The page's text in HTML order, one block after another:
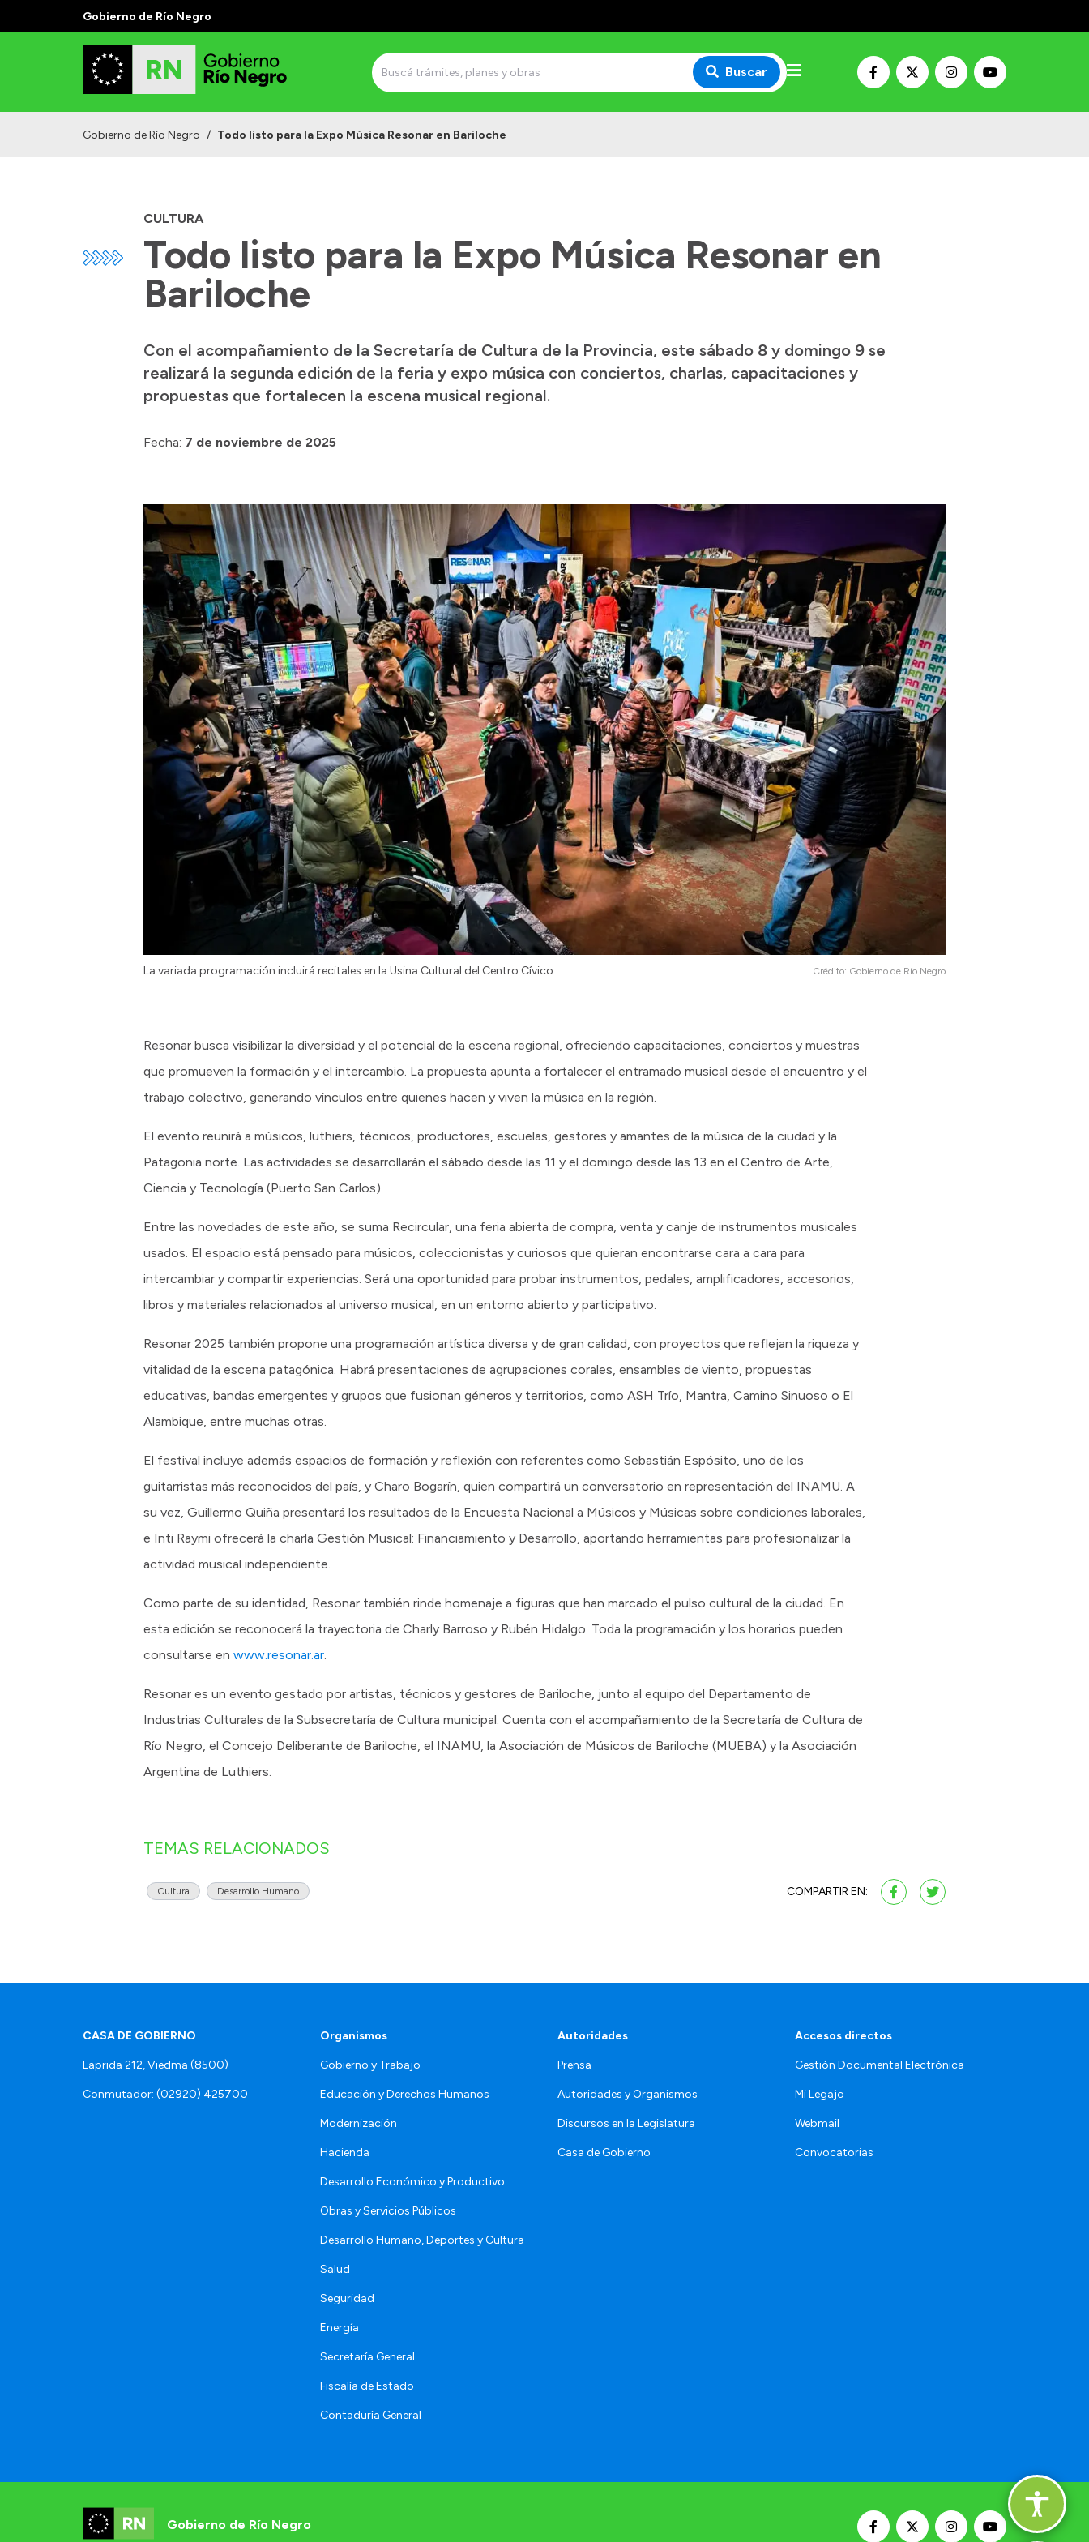
Gobierno de Río Negro
Buscar
Gobierno de Río Negro / Todo listo para la Expo Música Resonar en Bariloche
CULTURA
Todo listo para la Expo Música Resonar en
Bariloche
Con el acompañamiento de la Secretaría de Cultura de la Provincia, este sábado 8 y domingo 9 se
realizará la segunda edición de la feria y expo música con conciertos, charlas, capacitaciones y
propuestas que fortalecen la escena musical regional.
Fecha: 7 de noviembre de 2025
La variada programación incluirá recitales en la Usina Cultural del Centro Cívico. Crédito: Gobierno de Río Negro
Resonar busca visibilizar la diversidad y el potencial de la escena regional, ofreciendo capacitaciones, conciertos y muestras
que promueven la formación y el intercambio. La propuesta apunta a fortalecer el entramado musical desde el encuentro y el
trabajo colectivo, generando vínculos entre quienes hacen y viven la música en la región.
El evento reunirá a músicos, luthiers, técnicos, productores, escuelas, gestores y amantes de la música de la ciudad y la
Patagonia norte. Las actividades se desarrollarán el sábado desde las 11 y el domingo desde las 13 en el Centro de Arte,
Ciencia y Tecnología (Puerto San Carlos).
Entre las novedades de este año, se suma Recircular, una feria abierta de compra, venta y canje de instrumentos musicales
usados. El espacio está pensado para músicos, coleccionistas y curiosos que quieran encontrarse cara a cara para
intercambiar y compartir experiencias. Será una oportunidad para probar instrumentos, pedales, amplificadores, accesorios,
libros y materiales relacionados al universo musical, en un entorno abierto y participativo.
Resonar 2025 también propone una programación artística diversa y de gran calidad, con proyectos que reflejan la riqueza y
vitalidad de la escena patagónica. Habrá presentaciones de agrupaciones corales, ensambles de viento, propuestas
educativas, bandas emergentes y grupos que fusionan géneros y territorios, como ASH Trío, Mantra, Camino Sinuoso o El
Alambique, entre muchas otras.
El festival incluye además espacios de formación y reflexión con referentes como Sebastián Espósito, uno de los
guitarristas más reconocidos del país, y Charo Bogarín, quien compartirá un conversatorio en representación del INAMU. A
su vez, Guillermo Quiña presentará los resultados de la Encuesta Nacional a Músicos y Músicas sobre condiciones laborales,
e Inti Raymi ofrecerá la charla Gestión Musical: Financiamiento y Desarrollo, aportando herramientas para profesionalizar la
actividad musical independiente.
Como parte de su identidad, Resonar también rinde homenaje a figuras que han marcado el pulso cultural de la ciudad. En
esta edición se reconocerá la trayectoria de Charly Barroso y Rubén Hidalgo. Toda la programación y los horarios pueden
consultarse en www.resonar.ar.
Resonar es un evento gestado por artistas, técnicos y gestores de Bariloche, junto al equipo del Departamento de
Industrias Culturales de la Subsecretaría de Cultura municipal. Cuenta con el acompañamiento de la Secretaría de Cultura de
Río Negro, el Concejo Deliberante de Bariloche, el INAMU, la Asociación de Músicos de Bariloche (MUEBA) y la Asociación
Argentina de Luthiers.
TEMAS RELACIONADOS
Cultura Desarrollo Humano COMPARTIR EN:
CASA DE GOBIERNO
Laprida 212, Viedma (8500)
Conmutador: (02920) 425700
Organismos
Gobierno y Trabajo
Educación y Derechos Humanos
Modernización
Hacienda
Desarrollo Económico y Productivo
Obras y Servicios Públicos
Desarrollo Humano, Deportes y Cultura
Salud
Seguridad
Energía
Secretaría General
Fiscalía de Estado
Contaduría General
Autoridades
Prensa
Autoridades y Organismos
Discursos en la Legislatura
Casa de Gobierno
Accesos directos
Gestión Documental Electrónica
Mi Legajo
Webmail
Convocatorias
Gobierno de Río Negro